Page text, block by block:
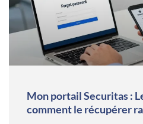
Mon portail Securitas :
comment le récupérer